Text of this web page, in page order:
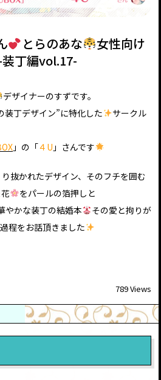
とらのあな
女性向け
丁編vol.17-
デザイナーのすずです。
装丁デザイン”に特化した
サークル
」の「４U 」さんです
り抜かれたデザイン、そのフチを囲む
をパールの箔押しと
やかな装丁の結婚本
その愛と拘りが
程をお話頂きました
789 Views